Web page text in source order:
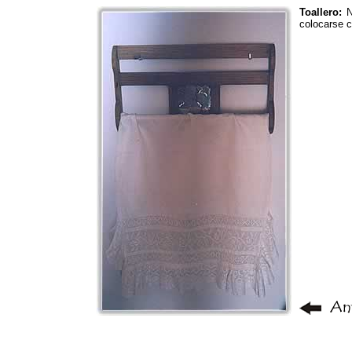
Toallero:
colocarse